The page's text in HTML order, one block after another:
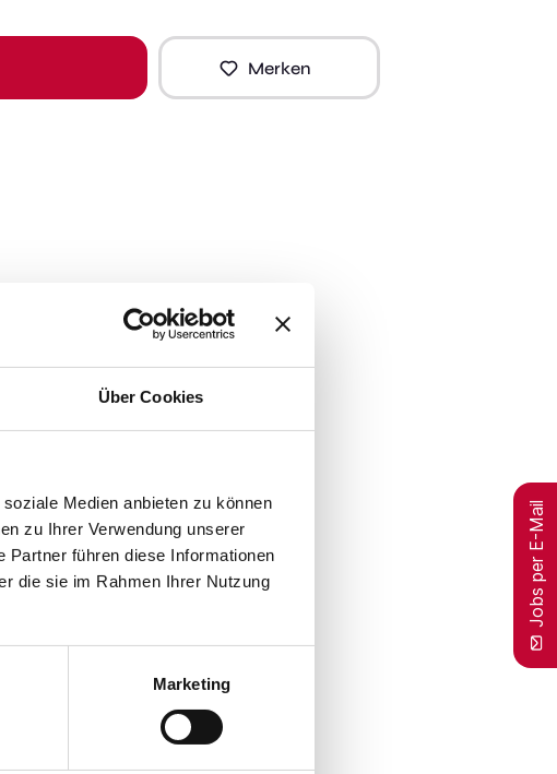
Über Cookies
Medien anbieten zu können
zu Ihrer Verwendung unserer
Partner führen diese Informationen
die sie im Rahmen Ihrer Nutzung
Marketing
Merken
Jobs per E-Mail